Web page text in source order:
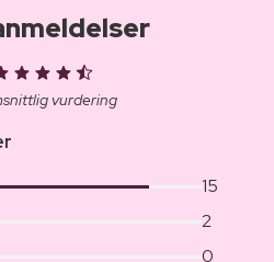
vurdering
15
2
0